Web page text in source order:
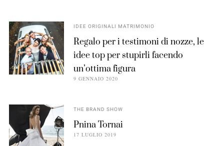
IDEE ORIGINALI MATRIMONIO
Regalo per i testimoni di nozze, le
idee top per stupirli facendo
un’ottima figura
9 GENNAIO 2020
THE BRAND SHOW
Pnina Tornai
17 LUGLIO 2019